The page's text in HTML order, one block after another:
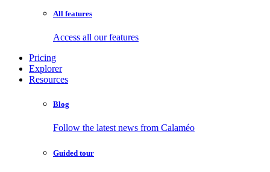
All features
Access all our features
Pricing
Explorer
Resources
Blog
Follow the latest news from Calaméo
Guided tour